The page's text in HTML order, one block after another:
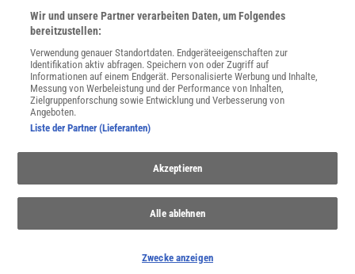
Angebote für Schulen
Angebote für Institutionen
Sprachen lernen mit Gymglish
Lexika
Für Spektrum schreiben
Zugänglichkeitserklärung
WEBSEITEN
KielSCN
Wissenschaft in die Schulen
SciLogs
Wir und unsere Partner verarbeiten Daten, um Folgendes
bereitzustellen:
Verwendung genauer Standortdaten. Endgeräteeigenschaften zur
Identifikation aktiv abfragen. Speichern von oder Zugriff auf
Informationen auf einem Endgerät. Personalisierte Werbung und Inhalte,
Messung von Werbeleistung und der Performance von Inhalten,
Zielgruppenforschung sowie Entwicklung und Verbesserung von
Angeboten.
Liste der Partner (Lieferanten)
Akzeptieren
Alle ablehnen
Zwecke anzeigen